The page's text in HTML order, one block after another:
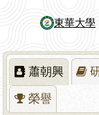
東華大學
蕭朝興
榮譽